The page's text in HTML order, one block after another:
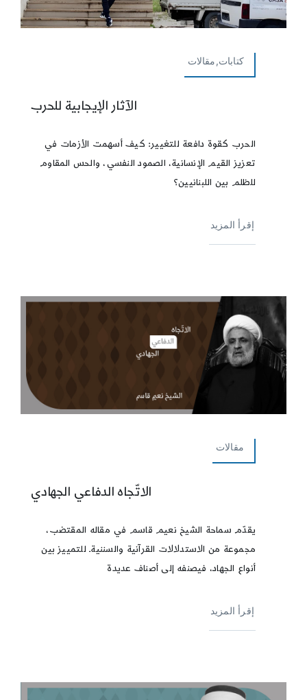
كتابات,مقالات
الآثار الإيجابية للحرب
الحرب كقوة دافعة للتغيير: كيف أسهمت الأزمات في
تعزيز القيم الإنسانية، الصمود النفسي، والحس المقاوم
للظلم بين اللبنانيين؟
إقرأ المزيد
مقالات
الاتّجاه الدفاعي الجهادي
يقدّم سماحة الشيخ نعيم قاسم في مقاله المقتضب،
مجموعة من الاستدلالات القرآنية والسننيةـ للتمييز بين
أنواع الجهاد، فيصنفه إلى أصناف عديدة
إقرأ المزيد